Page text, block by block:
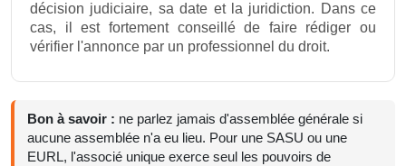
décision judiciaire, sa date et la juridiction. Dans ce
cas, il est fortement conseillé de faire rédiger ou
vérifier l'annonce par un professionnel du droit.
Bon à savoir : ne parlez jamais d'assemblée générale si
aucune assemblée n'a eu lieu. Pour une SASU ou une
EURL, l'associé unique exerce seul les pouvoirs de